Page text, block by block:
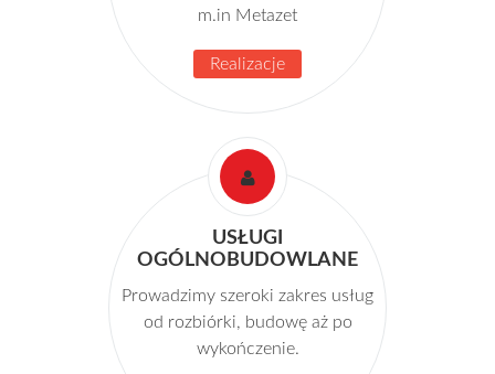
m.in Metazet
Realizacje
USŁUGI
OGÓLNOBUDOWLANE
Prowadzimy szeroki zakres usług
od rozbiórki, budowę aż po
wykończenie.